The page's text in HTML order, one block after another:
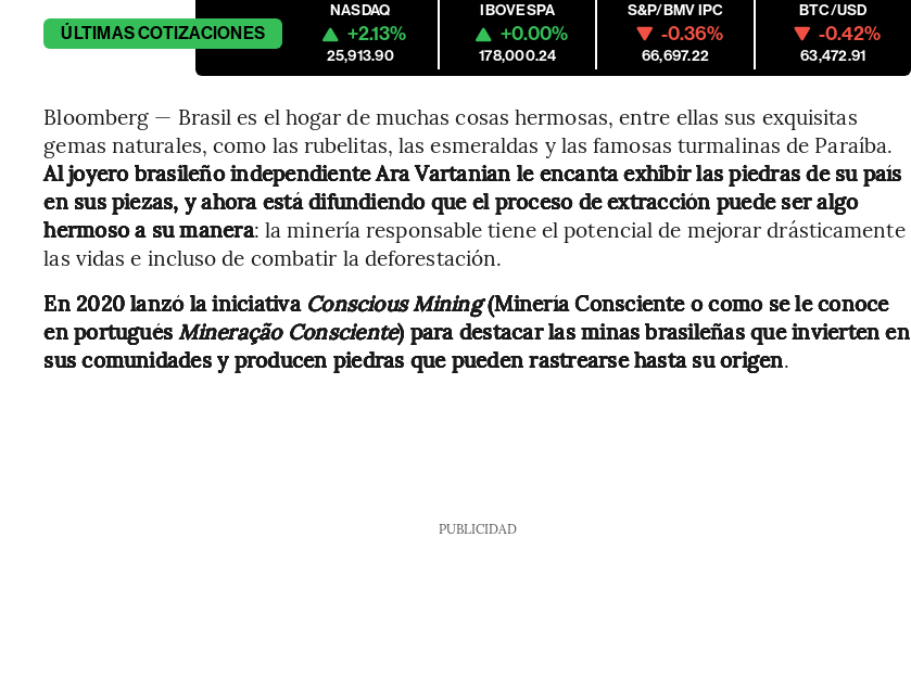
ÚLTIMASCOTIZACIONES
NASDAQ
+2.13%
25,913.90
IBOVESPA
+0.00%
178,000.24
S&P/BMV IPC
-0.36%
66,697.22
BTC/USD
-0.42%
63,472.91
Bloomberg — Brasil es el hogar de muchas cosas hermosas, entre ellas sus exquisitas
gemas naturales, como las rubelitas, las esmeraldas y las famosas turmalinas de Paraíba.
Al joyero brasileño independiente Ara Vartanian le encanta exhibir las piedras de su país
en sus piezas, y ahora está difundiendo que el proceso de extracción puede ser algo
hermoso a su manera: la minería responsable tiene el potencial de mejorar drásticamente
las vidas e incluso de combatir la deforestación.
En 2020 lanzó la iniciativa Conscious Mining(Minería Consciente o como se le conoce
en portugués Mineração Consciente) para destacar las minas brasileñas que invierten en
sus comunidades y producen piedras que pueden rastrearse hasta su origen.
PUBLICIDAD